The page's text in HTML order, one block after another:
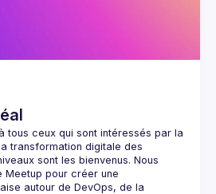
tous ceux qui sont intéressés par la
transformation digitale des
sont les bienvenus. Nous
Meetup pour créer une
autour de DevOps, de la